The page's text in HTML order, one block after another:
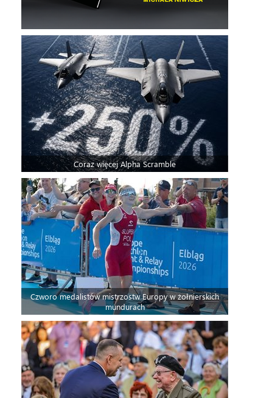
Coraz więcej Alpha Scramble
Czworo medalistów mistrzostw Europy w żołnierskich
mundurach